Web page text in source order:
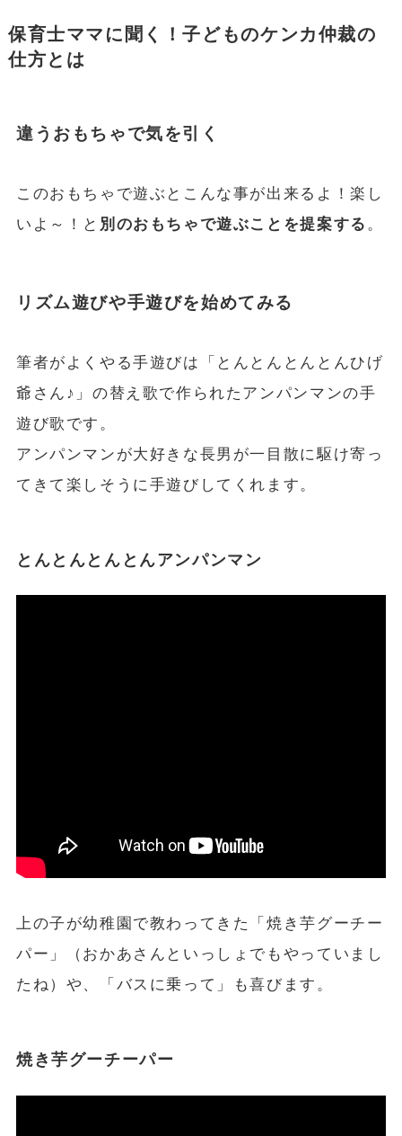
保育士ママに聞く！子どものケンカ仲裁の
仕方とは
違うおもちゃで気を引く
このおもちゃで遊ぶとこんな事が出来るよ！楽し
いよ～！と 別のおもちゃで遊ぶことを提案する 。
リズム遊びや手遊びを始めてみる
筆者がよくやる手遊びは「とんとんとんとんひげ
爺さん♪」の替え歌で作られたアンパンマンの手
遊び歌です。
アンパンマンが大好きな長男が一目散に駆け寄っ
てきて楽しそうに手遊びしてくれます。
とんとんとんとんアンパンマン
上の子が幼稚園で教わってきた「焼き芋グーチー
パー」（おかあさんといっしょでもやっていまし
たね）や、「バスに乗って」も喜びます。
焼き芋グーチーパー